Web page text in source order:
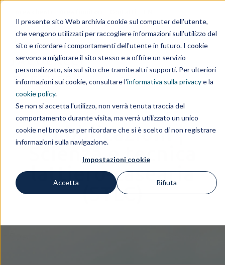
Il presente sito Web archivia cookie sul computer dell'utente,
che vengono utilizzati per raccogliere informazioni sull'utilizzo del
sito e ricordare i comportamenti dell'utente in futuro. I cookie
servono a migliorare il sito stesso e a offrire un servizio
personalizzato, sia sul sito che tramite altri supporti. Per ulteriori
informazioni sui cookie, consultare l'informativa sulla privacye la
cookie policy.
Se non si accetta l'utilizzo, non verrà tenuta traccia del
comportamento durante visita, ma verrà utilizzato un unico
cookie nel browser per ricordare che si è scelto di non registrare
informazioni sulla navigazione.
Impostazioni cookie
Accetta Rifiuta
IL GRUPPO
Pubblicazioni |
Scienza e tecnica
lattiero-casearia
(STLC)